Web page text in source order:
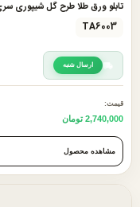
تابلو ورق طلا طرح گل شیپوری
TA6003
ارسال شنبه
قیمت:
2,740,000 تومان
مشاهده محصول